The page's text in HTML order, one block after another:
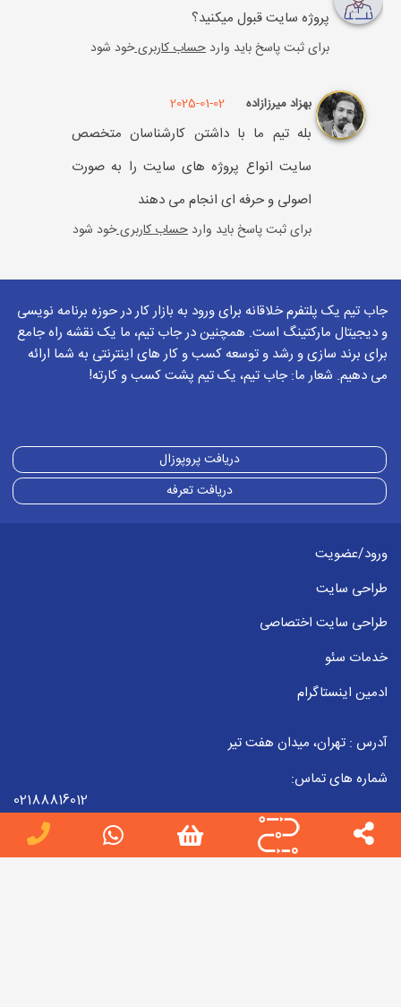
پروژه سایت قبول میکنید؟
برای ثبت پاسخ باید وارد حساب کاربریخود شود
بهزاد میرزازاده 2025-01-02
بله تیم ما با داشتن کارشناسان متخصص
سایت انواع پروژه های سایت را به صورت
اصولی و حرفه ای انجام می دهند
برای ثبت پاسخ باید وارد حساب کاربریخود شود
جاب تیم یک پلتفرم خلاقانه برای ورود به بازار کار در حوزه برنامه نویسی
و دیجیتال مارکتینگ است. همچنین در جاب تیم، ما یک نقشه راه جامع
برای برند سازی و رشد و توسعه کسب و کار های اینترنتی به شما ارائه
می دهیم. شعار ما: جاب تیم، یک تیم پشت کسب و کارته!
دریافت پروپوزال
دریافت تعرفه
ورود/عضویت
طراحی سایت
طراحی سایت اختصاصی
خدمات سئو
ادمین اینستاگرام
آدرس : تهران، میدان هفت تیر
شماره های تماس:
02188816012
09223857998
02188816012